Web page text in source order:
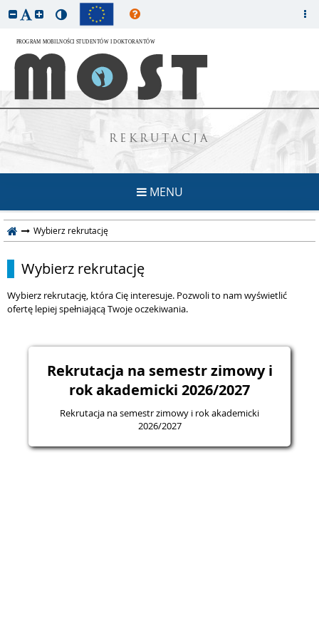
REKRUTACJA
MENU
Wybierz rekrutację
Wybierz rekrutację
Wybierz rekrutację, która Cię interesuje. Pozwoli to nam wyświetlić
ofertę lepiej spełniającą Twoje oczekiwania.
Rekrutacja na semestr zimowy i
rok akademicki 2026/2027
Rekrutacja na semestr zimowy i rok akademicki
2026/2027